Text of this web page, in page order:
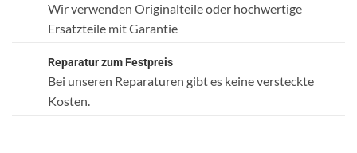
Wir verwenden Originalteile oder hochwertige
Ersatzteile mit Garantie
Reparatur zum Festpreis
Bei unseren Reparaturen gibt es keine versteckte
Kosten.